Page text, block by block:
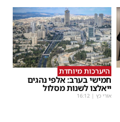
היערכות מיוחדת
חמישי בערב: אלפי נהגים
ייאלצו לשנות מסלול
אורי כץ |
16:12